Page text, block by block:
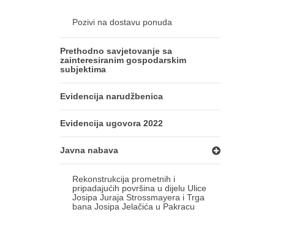
Pozivi na dostavu ponuda
Prethodno savjetovanje sa
zainteresiranim gospodarskim
subjektima
Evidencija narudžbenica
Evidencija ugovora 2022
Javna nabava
Rekonstrukcija prometnih i
pripadajućih površina u dijelu Ulice
Josipa Juraja Strossmayera i Trga
bana Josipa Jelačića u Pakracu